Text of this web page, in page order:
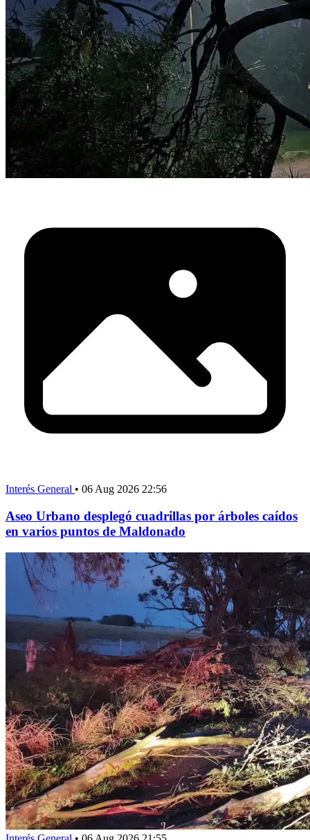
Interés General • 06 Aug 2026 22:56
Aseo Urbano desplegó cuadrillas por árboles caídos
en varios puntos de Maldonado